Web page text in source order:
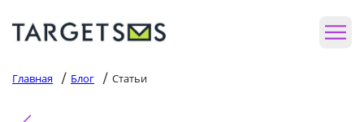
Главная / Блог / Статьи